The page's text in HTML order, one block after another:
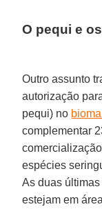
O pequi e
Outro assunto
autorização
pequi) no
complementar
espécies
As duas
estejam em